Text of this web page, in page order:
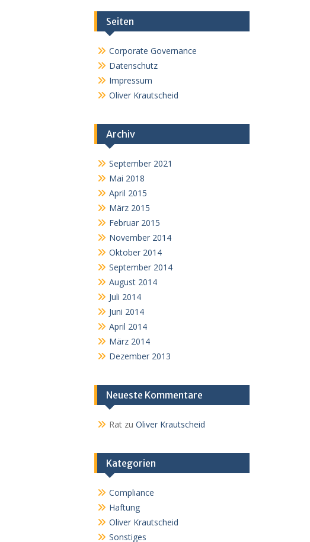
Seiten
Corporate Governance
Datenschutz
Impressum
Oliver Krautscheid
Archiv
September 2021
Mai 2018
April 2015
März 2015
Februar 2015
November 2014
Oktober 2014
September 2014
August 2014
Juli 2014
Juni 2014
April 2014
März 2014
Dezember 2013
Neueste Kommentare
Ratzu Oliver Krautscheid
Kategorien
Compliance
Haftung
Oliver Krautscheid
Sonstiges